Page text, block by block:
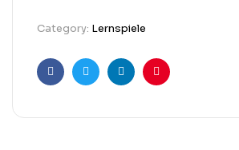
Category: Lernspiele
FacebookTwitterLinkedinPinterest